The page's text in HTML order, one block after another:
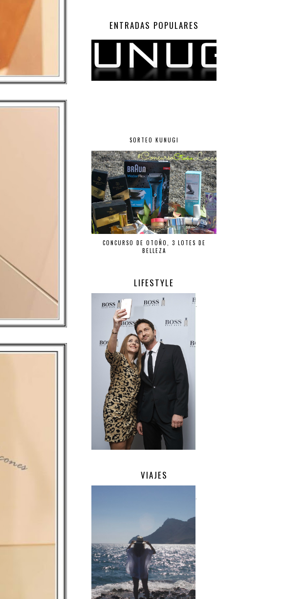
ENTRADAS POPULARES
SORTEO KUNUGI
CONCURSO DE OTOÑO, 3 LOTES DE
BELLEZA
LIFESTYLE
.
VIAJES
.